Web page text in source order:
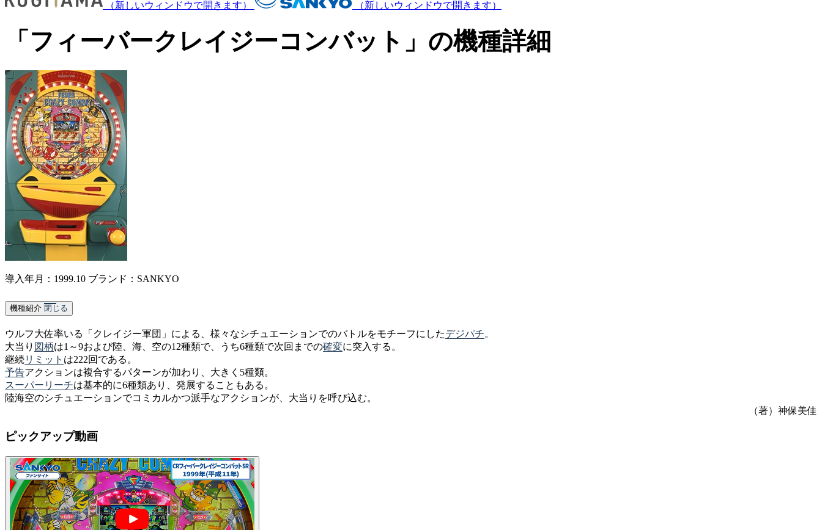
（新しいウィンドウで開きます） （新しいウィンドウで開きます）
「フィーバークレイジーコンバット」の機種詳細
導入年月：1999.10 ブランド：SANKYO
機種紹介 閉じる
ウルフ大佐率いる「クレイジー軍団」による、様々なシチュエーションでのバトルをモチーフにしたデジパチ。
大当り 図柄は1～9および陸、海、空の12種類で、うち6種類で次回までの確変に突入する。
継続リミット は222回である。
予告アクションは複合するパターンが加わり、大きく5種類。
スーパーリーチは基本的に6種類あり、発展することもある。
陸海空のシチュエーションでコミカルかつ派手なアクションが、大当りを呼び込む。
（著）神保美佳
ピックアップ動画